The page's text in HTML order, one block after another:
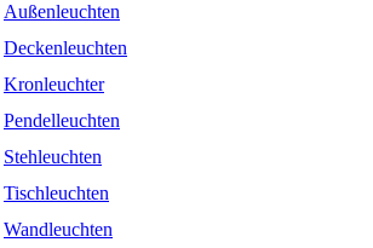
Außenleuchten
Deckenleuchten
Kronleuchter
Pendelleuchten
Stehleuchten
Tischleuchten
Wandleuchten